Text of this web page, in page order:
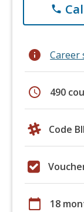
phone
info Career
schedule 490
Code
calendar_today 18